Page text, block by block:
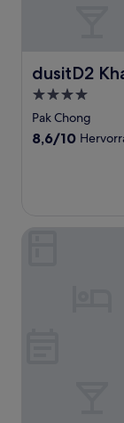
dusitD2
dusitD2 Khao
4.0-
Sterne-
Unterkunft
Pak Chong
8.6
8,6/10